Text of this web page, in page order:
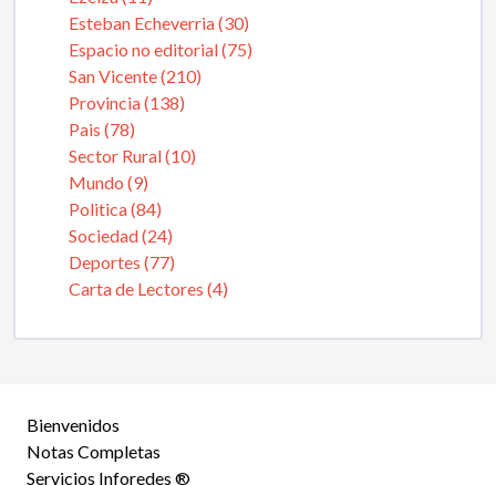
Esteban Echeverria (30)
Espacio no editorial (75)
San Vicente (210)
Provincia (138)
Pais (78)
Sector Rural (10)
Mundo (9)
Politica (84)
Sociedad (24)
Deportes (77)
Carta de Lectores (4)
Bienvenidos
Notas Completas
Servicios Inforedes ®